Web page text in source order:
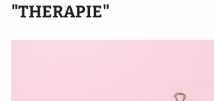
"THERAPIE"